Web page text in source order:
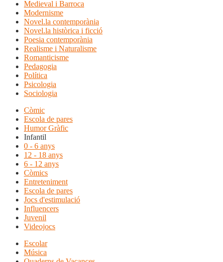
Medieval i Barroca
Modernisme
Novel.la contemporània
Novel.la històrica i ficció
Poesia contemporània
Realisme i Naturalisme
Romanticisme
Pedagogia
Política
Psicologia
Sociologia
Còmic
Escola de pares
Humor Gràfic
Infantil
0 - 6 anys
12 - 18 anys
6 - 12 anys
Còmics
Entreteniment
Escola de pares
Jocs d'estimulació
Influencers
Juvenil
Videojocs
Escolar
Música